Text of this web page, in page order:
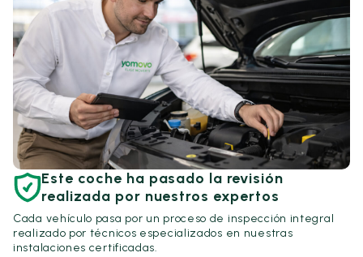
Este coche ha pasado la revisión
realizada por nuestros expertos
Cada vehículo pasa por un proceso de inspección integral
realizado por técnicos especializados en nuestras
instalaciones certificadas.